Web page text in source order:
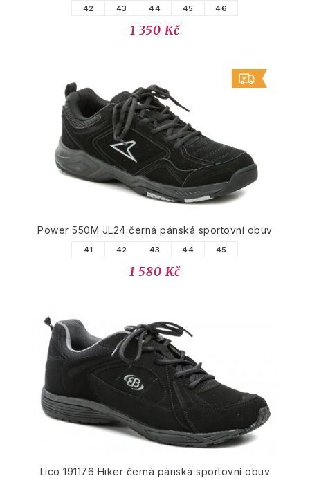
42 43 44 45 46
1 350 Kč
Power 550M JL24 černá pánská sportovní obuv
41 42 43 44 45
1 580 Kč
Lico 191176 Hiker černá pánská sportovní obuv